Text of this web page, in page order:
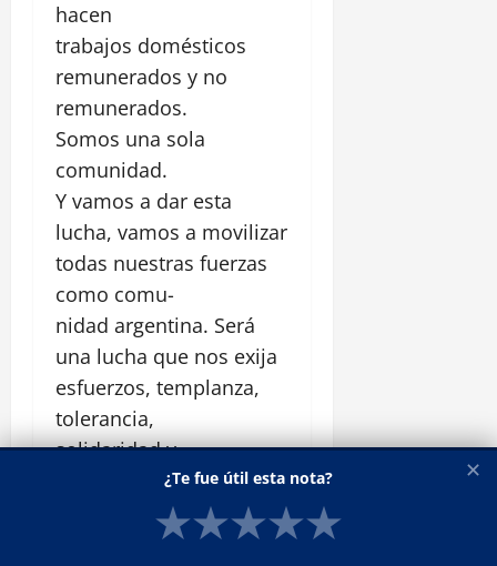
hacen
trabajos domésticos
remunerados y no
remunerados.
Somos una sola
comunidad.
Y vamos a dar esta
lucha, vamos a movilizar
todas nuestras fuerzas
como comu-
nidad argentina. Será
una lucha que nos exija
esfuerzos, templanza,
tolerancia,
solidaridad y
cooperación. Y mucha
responsabilidad.
Esta será la prueba más
✕
¿Te fue útil esta nota?
★★★★★